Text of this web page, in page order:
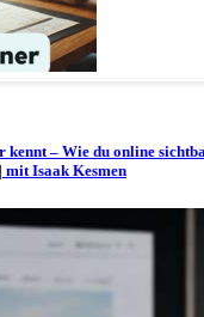
kennt – Wie du online
Isaak Kesmen